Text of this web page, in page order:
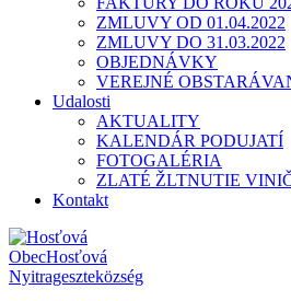
ZMLUVY OD 01.04.2022
ZMLUVY DO 31.03.2022
OBJEDNÁVKY
VEREJNÉ
Udalosti
AKTUALITY
KALENDÁR PODUJATÍ
FOTOGALÉRIA
ZLATÉ ŽLTNUTIE
Kontakt
ObecHosťová
Nyitrageszteközség